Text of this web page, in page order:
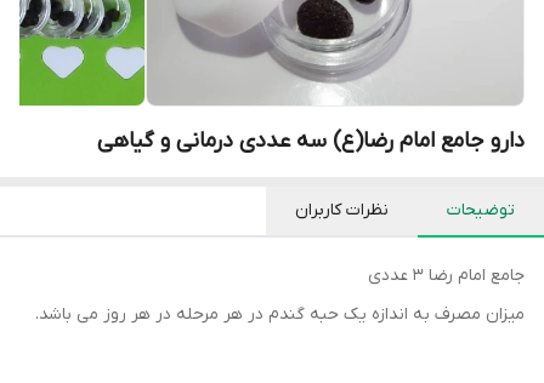
دارو جامع امام رضا(ع) سه عددی درمانی و گیاهی
توضیحات نظرات کاربران
جامع امام رضا 3 عددی
میزان مصرف به اندازه یک حبه گندم در هر مرحله در هر روز می باشد.